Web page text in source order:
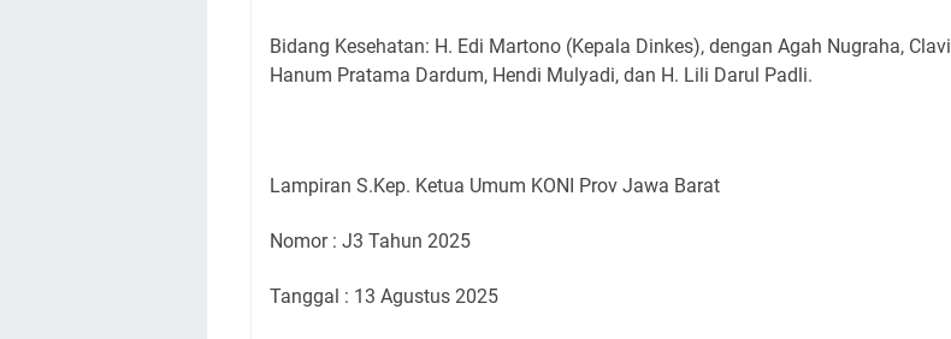
Bidang Kesehatan: H. Edi Martono (Kepala Dinkes), dengan Agah Nugraha, Clavi
Hanum Pratama Dardum, Hendi Mulyadi, dan H. Lili Darul Padli.
Lampiran S.Kep. Ketua Umum KONI Prov Jawa Barat
Nomor : J3 Tahun 2025
Tanggal : 13 Agustus 2025